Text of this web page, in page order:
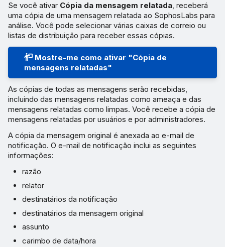
Se você ativar Cópia da mensagem relatada, receberá
uma cópia de uma mensagem relatada ao SophosLabs para
análise. Você pode selecionar várias caixas de correio ou
listas de distribuição para receber essas cópias.
Mostre-me como ativar "Cópia de
mensagens relatadas"
As cópias de todas as mensagens serão recebidas,
incluindo das mensagens relatadas como ameaça e das
mensagens relatadas como limpas. Você recebe a cópia de
mensagens relatadas por usuários e por administradores.
A cópia da mensagem original é anexada ao e-mail de
notificação. O e-mail de notificação inclui as seguintes
informações:
razão
relator
destinatários da notificação
destinatários da mensagem original
assunto
carimbo de data/hora